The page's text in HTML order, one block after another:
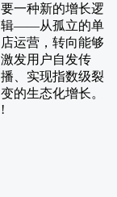
要一种新的增长逻
辑——从孤立的单
店运营，转向能够
激发用户自发传
播、实现指数级裂
变的生态化增长。
!